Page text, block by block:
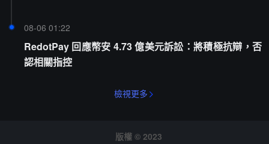
08-06 01:22
RedotPay 回應幣安 4.73 億美元訴訟：將積極抗辯，否
認相關指控
檢視更多
版權 © 2023